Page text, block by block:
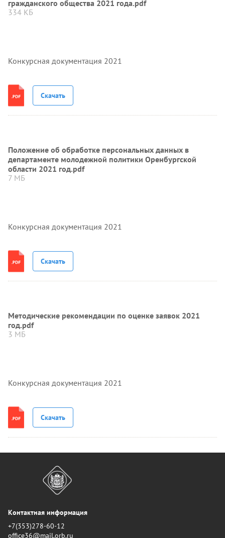
гражданского общества 2021 года.pdf
334 КБ
Конкурсная документация 2021
Скачать
Положение об обработке персональных данных в
департаменте молодежной политики Оренбургской
области 2021 год.pdf
7 МБ
Конкурсная документация 2021
Скачать
Методические рекомендации по оценке заявок 2021
год.pdf
3 МБ
Конкурсная документация 2021
Скачать
Контактная информация
+7(353)278-60-12
office36@mail.orb.ru